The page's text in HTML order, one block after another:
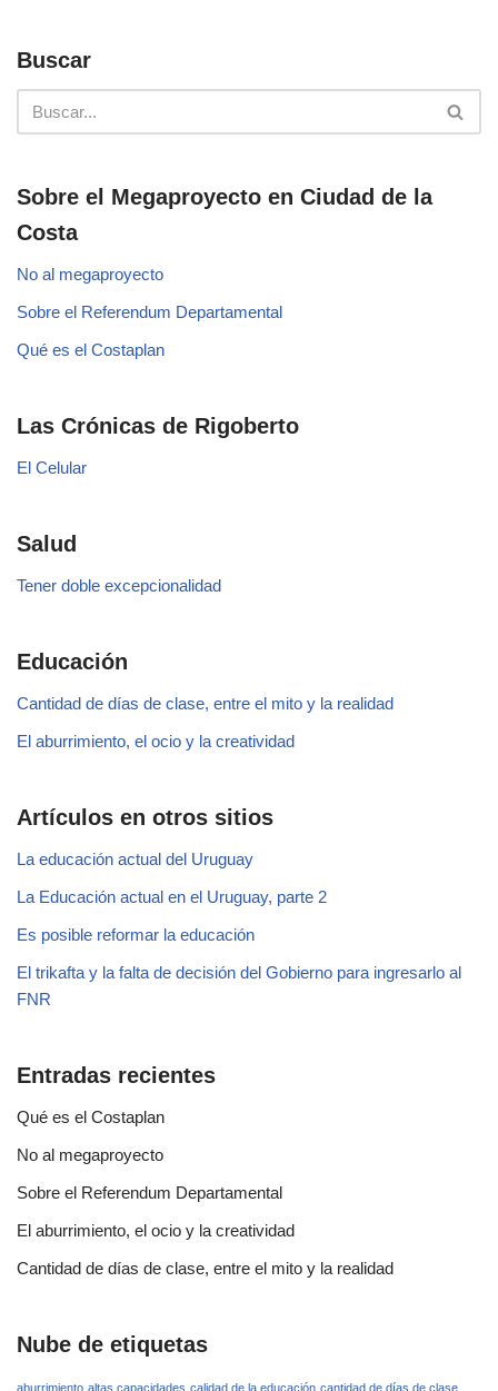
Buscar
Sobre el Megaproyecto en Ciudad de la
Costa
No al megaproyecto
Sobre el Referendum Departamental
Qué es el Costaplan
Las Crónicas de Rigoberto
El Celular
Salud
Tener doble excepcionalidad
Educación
Cantidad de días de clase, entre el mito y la realidad
El aburrimiento, el ocio y la creatividad
Artículos en otros sitios
La educación actual del Uruguay
La Educación actual en el Uruguay, parte 2
Es posible reformar la educación
El trikafta y la falta de decisión del Gobierno para ingresarlo al
FNR
Entradas recientes
Qué es el Costaplan
No al megaproyecto
Sobre el Referendum Departamental
El aburrimiento, el ocio y la creatividad
Cantidad de días de clase, entre el mito y la realidad
Nube de etiquetas
aburrimiento altas capacidades calidad de la educación cantidad de días de clase